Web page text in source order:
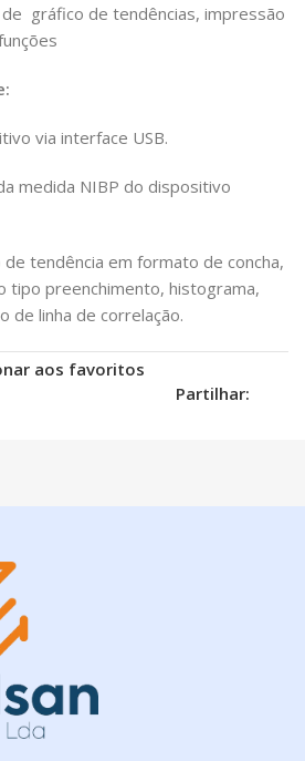
gráfico de tendências, impressão
via interface USB.
medida NIBP do dispositivo
tendência em formato de concha,
tipo preenchimento, histograma,
de linha de correlação.
aos favoritos
Partilhar: